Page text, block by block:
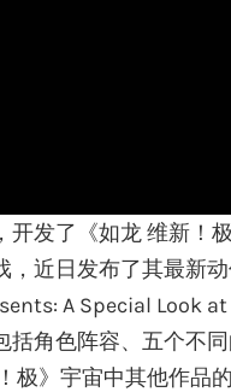
开发了《如龙 维新！
，近日发布了其最新
A Special Look
括角色阵容、五个不
极》宇宙中其他作品